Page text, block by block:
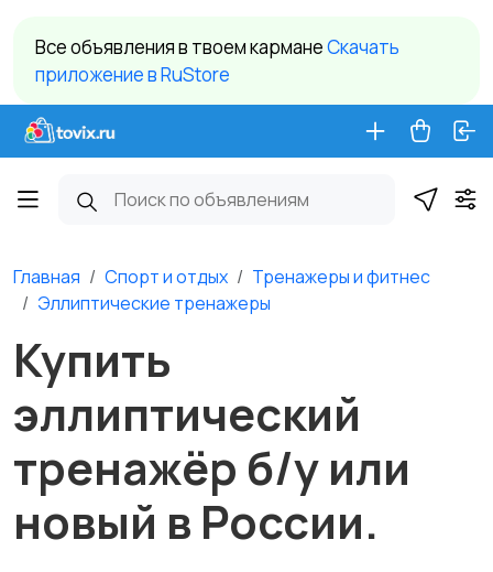
Все объявления в твоем карманеCкачать
приложение в RuStore
Главная Спорт и отдых
Тренажеры и фитнес
Эллиптические тренажеры
Купить
эллиптический
тренажёр б/у или
новый в России.